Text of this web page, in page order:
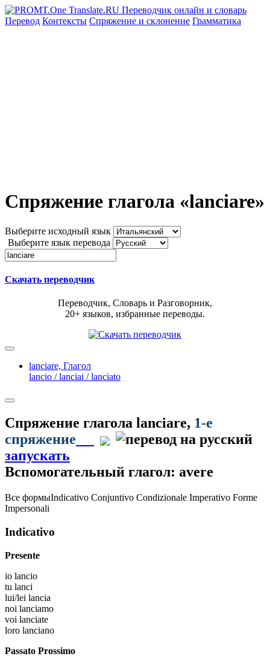
Перевод Контексты Спряжение и склонение Грамматика
Спряжение глагола «lanciare»
Выберите исходный язык
Выберите язык перевода
Скачать переводчик
Переводчик, Словарь и Разговорник,
20+ языков, избранные переводы.
lanciare, Глагол
lancio / lanciai / lanciato
Спряжение глагола lanciare, 1-е
спряжение
запускать
Вспомогательный глагол: avere
Все формыIndicativo Conjuntivo Condizionale Imperativo Forme
Impersonali
Indicativo
Presente
io lancio
tu lanci
lui/lei lancia
noi lanciamo
voi lanciate
loro lanciano
Passato Prossimo